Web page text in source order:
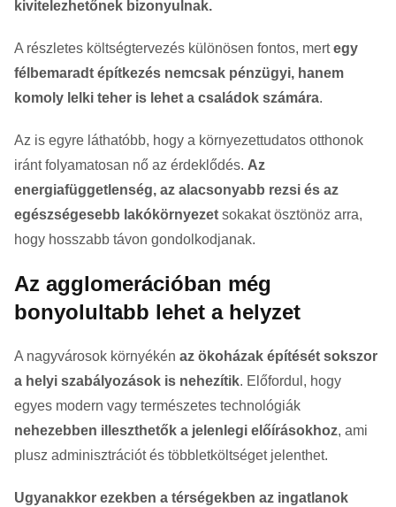
kivitelezhetőnek bizonyulnak.
A részletes költségtervezés különösen fontos, mertegy
félbemaradt építkezés nemcsak pénzügyi, hanem
komoly lelki teher is lehet a családok számára.
Az is egyre láthatóbb, hogy a környezettudatos otthonok
iránt folyamatosan nő az érdeklődés. Az
energiafüggetlenség, az alacsonyabb rezsi és az
egészségesebb lakókörnyezet sokakat ösztönöz arra,
hogy hosszabb távon gondolkodjanak.
Az agglomerációban még
bonyolultabb lehet a helyzet
A nagyvárosok környékén az ökoházak építését sokszor
a helyi szabályozások is nehezítik. Előfordul, hogy
egyes modern vagy természetes technológiák
nehezebben illeszthetők a jelenlegi előírásokhoz, ami
plusz adminisztrációt és többletköltséget jelenthet.
Ugyanakkor ezekben a térségekben az ingatlanok